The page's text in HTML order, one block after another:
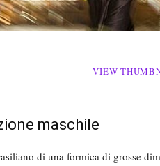
VIEW
maschile
di una formica di grosse